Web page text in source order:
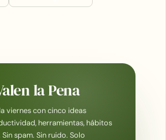
la Pena
viernes con cinco ideas
herramientas, hábitos
spam. Sin ruido. Solo